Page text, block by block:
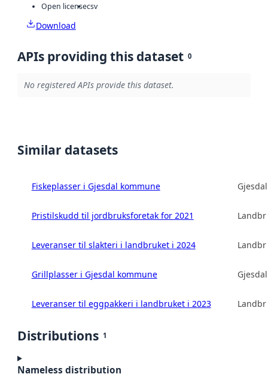
Open licensecsv
Download
APIs providing this dataset 0
No registered APIs provide this dataset.
Similar datasets
Fiskeplasser i Gjesdal kommune
Pristilskudd til jordbruksforetak for 2021
Leveranser til slakteri i landbruket i 2024
Grillplasser i Gjesdal kommune
Leveranser til eggpakkeri i landbruket i 2023
Distributions 1
Nameless distribution